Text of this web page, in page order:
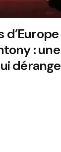
: une
dérange